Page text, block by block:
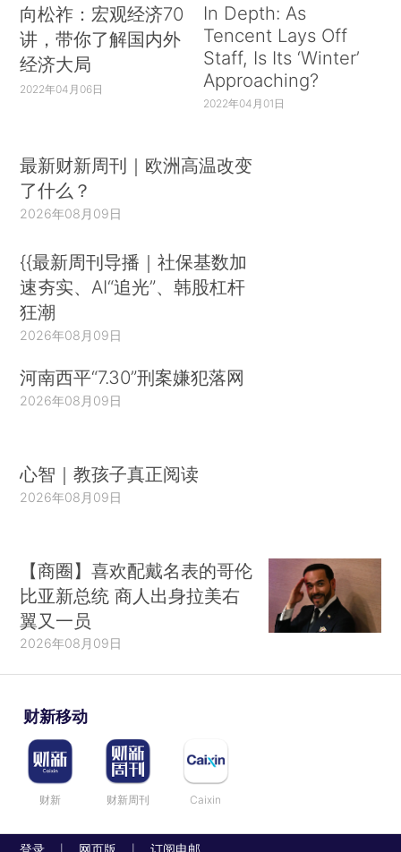
向松祚：宏观经济70
讲，带你了解国内外
经济大局
2022年04月06日
In Depth: As
Tencent Lays Off
Staff, Is Its ‘Winter’
Approaching?
2022年04月01日
最新财新周刊｜欧洲高温改变
了什么？
2026年08月09日
{{最新周刊导播｜社保基数加
速夯实、AI“追光”、韩股杠杆
狂潮
2026年08月09日
河南西平“7.30”刑案嫌犯落网
2026年08月09日
心智｜教孩子真正阅读
2026年08月09日
【商圈】喜欢配戴名表的哥伦
比亚新总统 商人出身拉美右
翼又一员
2026年08月09日
财新移动
财新 财新周刊 Caixin